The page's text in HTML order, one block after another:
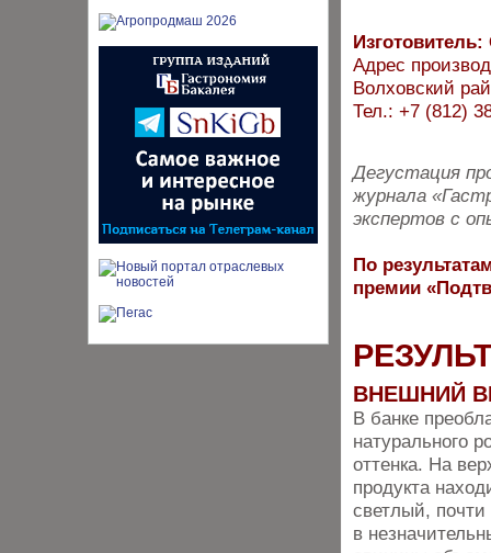
Адрес
Волховский
Тел.: +7 (812)
Дегустация
журнала
экспертов с
По
премии
ВНЕШНИЙ
В банке
натурального
оттенка. На
продукта
светлый,
в